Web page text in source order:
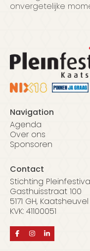
onvergetelijke
Navigation
Agenda
Over ons
Sponsoren
Contact
Stichting
Gasthuisstraat 100
5171 GH, Kaatsheuvel
KVK: 41100051